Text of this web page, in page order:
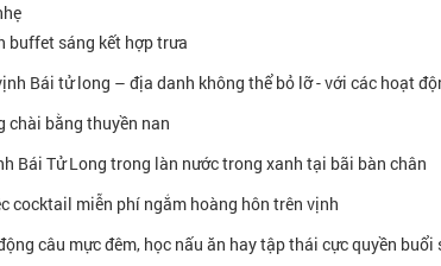
buffet sáng kết hợp trưa
Bái tử long – địa danh không thể bỏ lỡ - với các hoạt
bằng thuyền nan
Tử Long trong làn nước trong xanh tại bãi bàn chân
miễn phí ngắm hoàng hôn trên vịnh
câu mực đêm, học nấu ăn hay tập thái cực quyền buổi